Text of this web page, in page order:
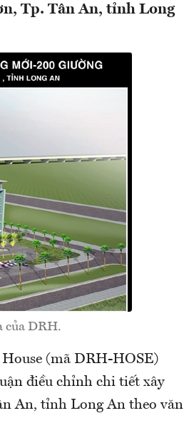
Tp. Tân An, tỉnh Long
của DRH.
(mã DRH-HOSE)
điều chỉnh chi tiết xây
An, tỉnh Long An theo văn